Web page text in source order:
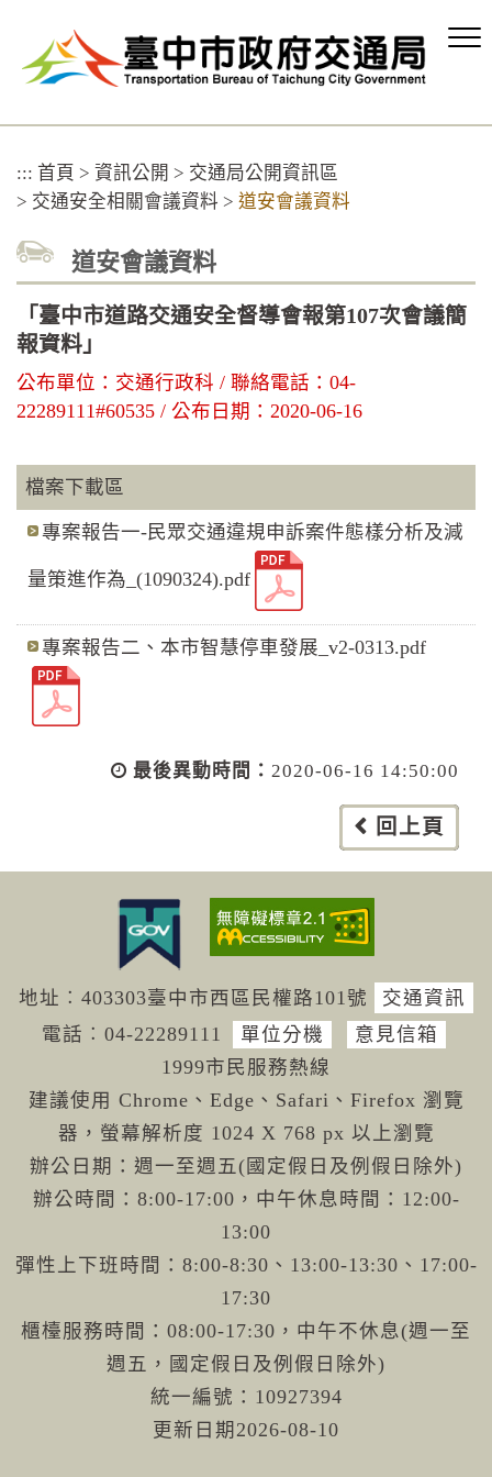
容
::: 首頁 > 資訊公開 > 交通局公開資訊區
> 交通安全相關會議資料 > 道安會議資料
道安會議資料
「臺中市道路交通安全督導會報第107次會議簡
報資料」
公布單位：交通行政科 / 聯絡電話：04-
22289111#60535 / 公布日期：2020-06-16
檔案下載區
專案報告一-民眾交通違規申訴案件態樣分析及減
量策進作為_(1090324).pdf
專案報告二、本市智慧停車發展_v2-0313.pdf
最後異動時間： 2020-06-16 14:50:00
回上頁
地址︰403303臺中市西區民權路101號
交通資訊
電話︰04-22289111 單位分機
意見信箱
1999市民服務熱線
建議使用 Chrome、Edge、Safari、Firefox 瀏覽
器，螢幕解析度 1024 X 768 px 以上瀏覽
辦公日期：週一至週五(國定假日及例假日除外)
辦公時間：8:00-17:00，中午休息時間：12:00-
13:00
彈性上下班時間：8:00-8:30、13:00-13:30、17:00-
17:30
櫃檯服務時間：08:00-17:30，中午不休息(週一至
週五，國定假日及例假日除外)
統一編號：10927394
更新日期 2026-08-10